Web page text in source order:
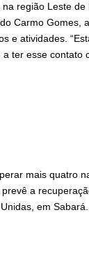
região Leste
Carmo Gomes,
e atividades.
ter esse contato
mais quatro
a
em Sabará.